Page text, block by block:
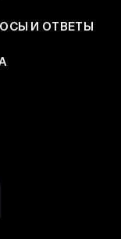
И ОТВЕТЫ